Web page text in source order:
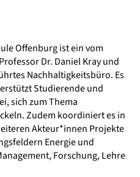
Offenburg ist ein vom
Dr. Daniel Kray und
Nachhaltigkeitsbüro. Es
Studierende und
sich zum Thema
Zudem koordiniert es in
Akteur*innen Projekte
Energie und
Forschung, Lehre